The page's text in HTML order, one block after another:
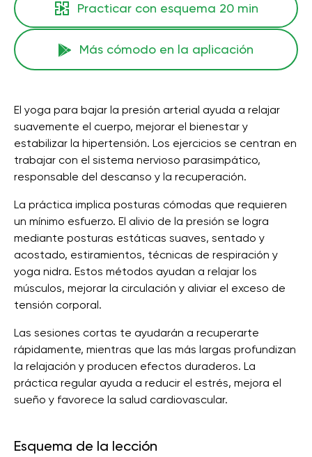
Practicar con esquema 20 min
Más cómodo en la aplicación
El yoga para bajar la presión arterial ayuda a relajar
suavemente el cuerpo, mejorar el bienestar y
estabilizar la hipertensión. Los ejercicios se centran en
trabajar con el sistema nervioso parasimpático,
responsable del descanso y la recuperación.
La práctica implica posturas cómodas que requieren
un mínimo esfuerzo. El alivio de la presión se logra
mediante posturas estáticas suaves, sentado y
acostado, estiramientos, técnicas de respiración y
yoga nidra. Estos métodos ayudan a relajar los
músculos, mejorar la circulación y aliviar el exceso de
tensión corporal.
Las sesiones cortas te ayudarán a recuperarte
rápidamente, mientras que las más largas profundizan
la relajación y producen efectos duraderos. La
práctica regular ayuda a reducir el estrés, mejora el
sueño y favorece la salud cardiovascular.
Esquema de la lección